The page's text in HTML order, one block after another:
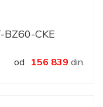
CKE
od 156 839 din.